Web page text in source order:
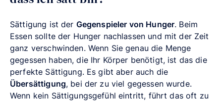
Sättigung ist der Gegenspieler von Hunger. Beim
Essen sollte der Hunger nachlassen und mit der Zeit
ganz verschwinden. Wenn Sie genau die Menge
gegessen haben, die Ihr Körper benötigt, ist das die
perfekte Sättigung. Es gibt aber auch die
Übersättigung, bei der zu viel gegessen wurde.
Wenn kein Sättigungsgefühl eintritt, führt das oft zu